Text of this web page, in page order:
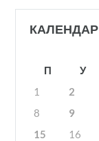
КАЛЕНДАР
П У
1
2
8
9
15
16